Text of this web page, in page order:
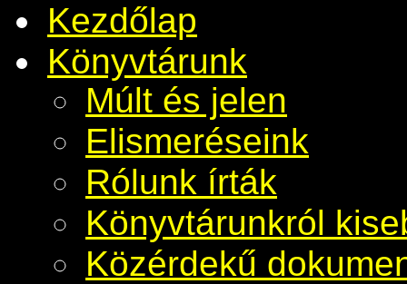
Kezdőlap
Könyvtárunk
Múlt és jelen
Elismeréseink
Rólunk írták
Könyvtárunkról
Közérdekű